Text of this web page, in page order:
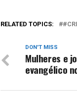
RELATED TOPICS:
DON'T MISS
Mulheres e
evangélico